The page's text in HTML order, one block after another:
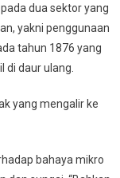
dua sektor yang
yakni penggunaan
tahun 1876 yang
di daur ulang.
yang mengalir ke
bahaya mikro